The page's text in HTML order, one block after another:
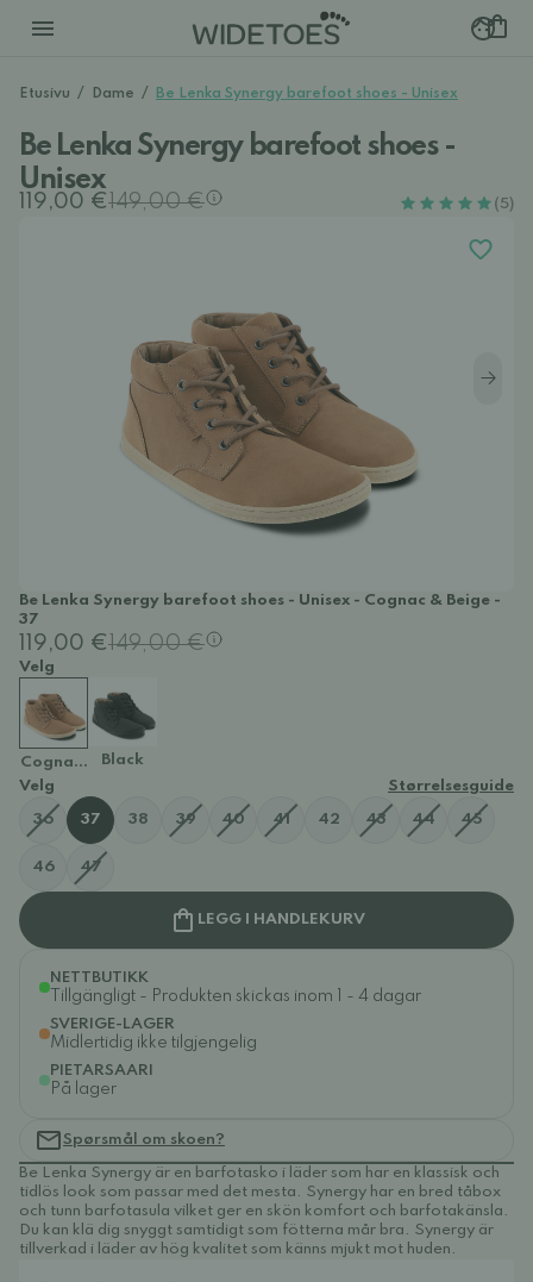
Etusivu / Dame / Be Lenka Synergy barefoot shoes - Unisex
Be Lenka Synergy barefoot shoes -
Unisex
119,00 €149,00 € (5)
Be Lenka Synergy barefoot shoes - Unisex - Cognac & Beige -
37
119,00 €149,00 €
Velg
Cognac & Beige
Black
Velg
Størrelsesguide
36 37 38 39 40 41 42 43 44 45
46 47
LEGG I HANDLEKURV
NETTBUTIKK
Tillgängligt - Produkten skickas inom 1 - 4 dagar
SVERIGE-LAGER
Midlertidig ikke tilgjengelig
PIETARSAARI
På lager
Spørsmål om skoen?
Be Lenka Synergy är en barfotasko i läder som har en klassisk och
tidlös look som passar med det mesta. Synergy har en bred tåbox
och tunn barfotasula vilket ger en skön komfort och barfotakänsla.
Du kan klä dig snyggt samtidigt som fötterna mår bra. Synergy är
tillverkad i läder av hög kvalitet som känns mjukt mot huden.